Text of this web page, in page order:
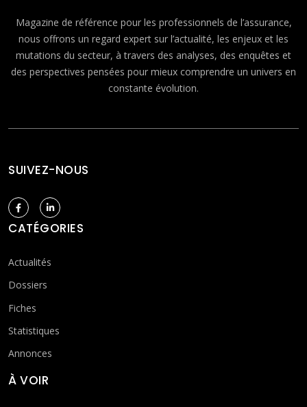
Magazine de référence pour les professionnels de l’assurance,
nous offrons un regard expert sur l’actualité, les enjeux et les
mutations du secteur, à travers des analyses, des enquêtes et
des perspectives pensées pour mieux comprendre un univers en
constante évolution.
SUIVEZ-NOUS
CATÉGORIES
Actualités
Dossiers
Fiches
Statistiques
Annonces
À VOIR